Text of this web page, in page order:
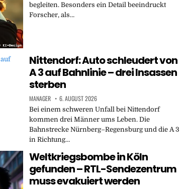
begleiten. Besonders ein Detail beeindruckt
Forscher, als…
Nittendorf: Auto schleudert von
A 3 auf Bahnlinie – drei Insassen
sterben
MANAGER 6. AUGUST 2026
Bei einem schweren Unfall bei Nittendorf
kommen drei Männer ums Leben. Die
Bahnstrecke Nürnberg–Regensburg und die A 3
in Richtung…
Weltkriegsbombe in Köln
gefunden – RTL-Sendezentrum
muss evakuiert werden